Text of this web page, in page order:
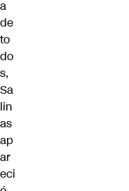
a
de
to
do
s,
Sa
lin
as
ap
ar
eci